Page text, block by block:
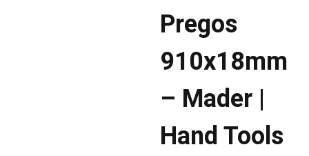
artigos
Pregos
910x18mm
– Mader |
Hand Tools